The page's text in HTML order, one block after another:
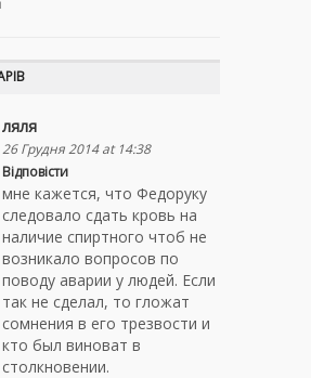
ляля
26 Грудня 2014 at 14:38
Відповісти
мне кажется, что Федоруку
следовало сдать кровь на
наличие спиртного чтоб не
возникало вопросов по
поводу аварии у людей. Если
так не сделал, то гложат
сомнения в его трезвости и
кто был виноват в
столкновении.